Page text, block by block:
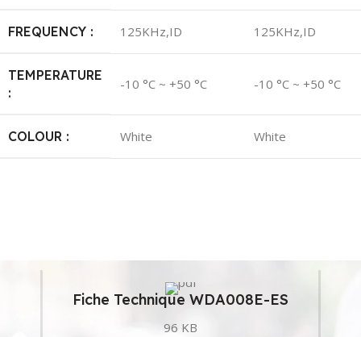
FREQUENCY : 125KHz,ID 125KHz,ID
TEMPERATURE
:
-10 °C ~ +50 °C -10 °C ~ +50 °C
COLOUR : White White
Fiche Technique WDA008E-ES
96 KB